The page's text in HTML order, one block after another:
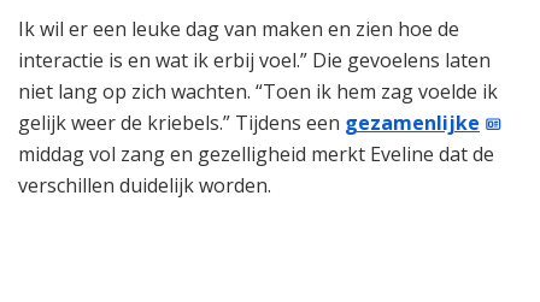
Ik wil er een leuke dag van maken en zien hoe de
interactie is en wat ik erbij voel.” Die gevoelens laten
niet lang op zich wachten. “Toen ik hem zag voelde ik
gelijk weer de kriebels.” Tijdens een gezamenlijke
middag vol zang en gezelligheid merkt Eveline dat de
verschillen duidelijk worden.